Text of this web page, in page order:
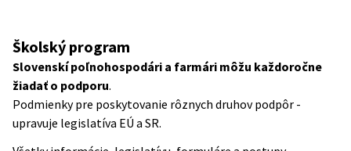
Školský program
Slovenskí poľnohospodári a farmári môžu každoročne
žiadať o podporu.
Podmienky pre poskytovanie rôznych druhov podpôr -
upravuje legislatíva EÚ a SR.